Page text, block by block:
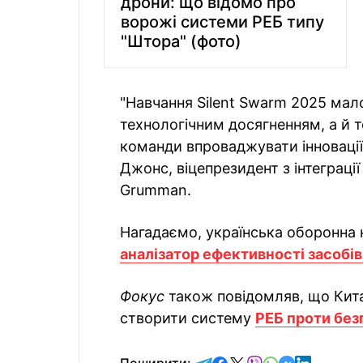
ворожі системи РЕБ типу
"Штора" (фото)
"Навчання Silent Swarm 2025
технологічним досягненням, а й
команди впроваджувати
Джонс, віцепрезидент з
Grumman.
Нагадаємо, українська
аналізатор ефективності
Фокус також повідомляв, що
створити систему РЕБ проти